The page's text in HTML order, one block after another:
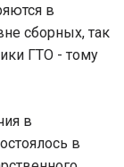
в
сборных, так
ГТО - тому
в
в